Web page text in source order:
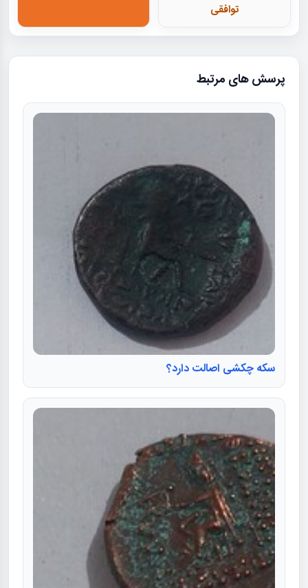
توافقی
پرسش های مرتبط
سکه چکشی اصالت دارد؟